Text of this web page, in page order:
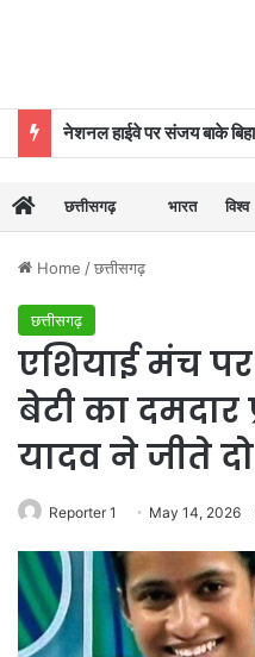
छत्तीसगढ़ भारत विश्व
Home /छत्तीसगढ़
छत्तीसगढ़
एशियाई मंच
बेटी का दमदार
यादव ने जीते
Reporter 1 May 14, 2026